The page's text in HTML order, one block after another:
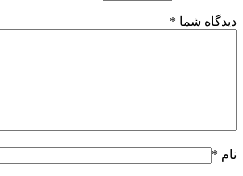
دیدگاه شما *
نام *